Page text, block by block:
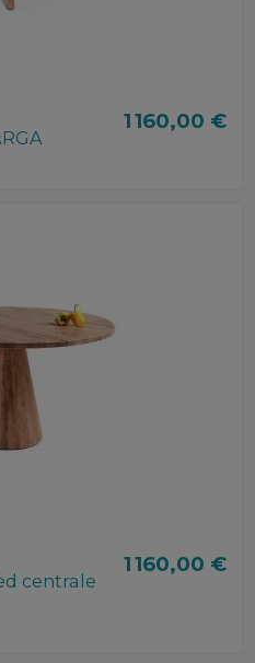
1 160,00 €
centrale
1 160,00 €